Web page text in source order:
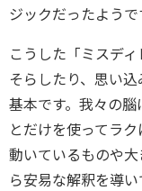
ジックだったようで
こうした「ミスデ
そらしたり、思い
基本です。我々の
とだけを使ってラ
動いているものや
ら安易な解釈を導い